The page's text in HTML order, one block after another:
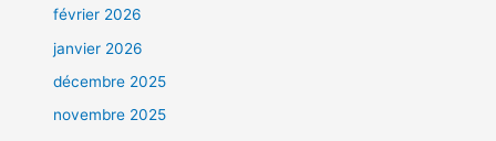
février 2026
janvier 2026
décembre 2025
novembre 2025